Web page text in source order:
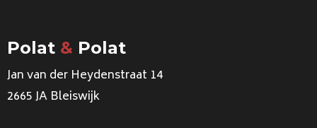
Polat & Polat
Jan van der Heydenstraat 14
2665 JA Bleiswijk